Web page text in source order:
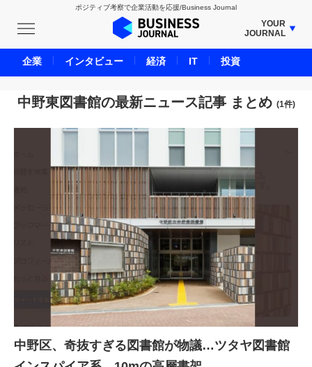
ポジティブ考察で企業活動を応援/Business Journal
YOUR
JOURNAL
BUSINESS JOURNAL
UNICORN JOURNAL
CARBON CREDITS JOURNAL
LIFE ENDING JOURNAL
AI JOURNAL
REAL ESTATE BROKERAGE JOURNAL
SMART MARKETING JOURNAL
BPaaS JOURNAL
ADOPTABLE DOG JOURNAL
中野東図書館の最新ニュース記事 まとめ (1件)
中野区、奇抜すぎる図書館が物議…ツタヤ図書館
企業 インタビュー 経済 IT 投資